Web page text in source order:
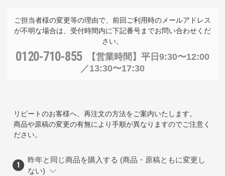
ご担当者様の変更等の理由で、前回ご利用時のメールアドレス
が不明な場合は、受付時間内に下記番号までお問い合わせくだ
さい。
0120-710-855 【営業時間】 平日9:30〜12:00
／13:30〜17:30
リピートのお客様へ、再注文の方法をご案内いたします。
商品や原稿の変更の有無により手順が異なりますのでご注意く
ださい。
昨年と同じ商品を購入する (商品・原稿ともに変更し
ない)